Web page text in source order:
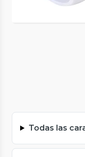
Todas las